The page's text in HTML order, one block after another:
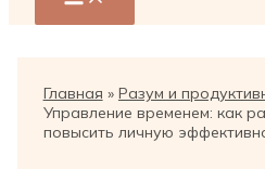
Главная
Разум и
Управление временем: как
повысить личную